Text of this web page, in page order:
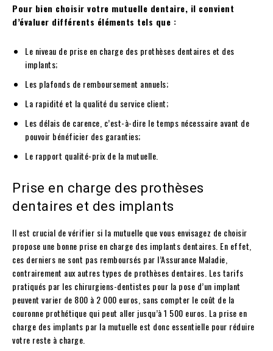
Pour bien choisir votre mutuelle dentaire, il convient
d’évaluer différents éléments tels que :
Le niveau de prise en charge des prothèses dentaires et des
implants;
Les plafonds de remboursement annuels;
La rapidité et la qualité du service client;
Les délais de carence, c’est-à-dire le temps nécessaire avant de
pouvoir bénéficier des garanties;
Le rapport qualité-prix de la mutuelle.
Prise en charge des prothèses
dentaires et des implants
Il est crucial de vérifier si la mutuelle que vous envisagez de choisir
propose une bonne prise en charge des implants dentaires. En effet,
ces derniers ne sont pas remboursés par l’Assurance Maladie,
contrairement aux autres types de prothèses dentaires. Les tarifs
pratiqués par les chirurgiens-dentistes pour la pose d’un implant
peuvent varier de 800 à 2 000 euros, sans compter le coût de la
couronne prothétique qui peut aller jusqu’à 1 500 euros. La prise en
charge des implants par la mutuelle est donc essentielle pour réduire
votre reste à charge.